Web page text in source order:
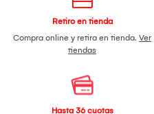
Retiro en tienda
Compra online y retira en tienda. Ver
tiendas
Hasta 36 cuotas